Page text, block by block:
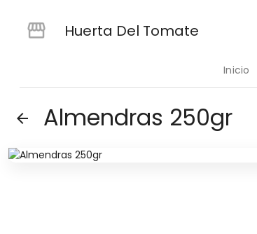
Huerta Del Tomate
Inicio
arrow_back Almendras 250gr